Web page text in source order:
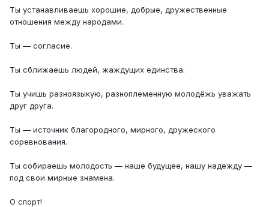
Ты устанавливаешь хорошие, добрые, дружественные
отношения между народами.
Ты — согласие.
Ты сближаешь людей, жаждущих единства.
Ты учишь разноязыкую, разноплеменную молодёжь уважать
друг друга.
Ты — источник благородного, мирного, дружеского
соревнования.
Ты собираешь молодость — наше будущее, нашу надежду —
под свои мирные знамена.
О спорт!